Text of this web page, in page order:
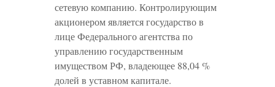
сетевую компанию. Контролирующим
акционером является государство в
лице Федерального агентства по
управлению государственным
имуществом РФ, владеющее 88,04 %
долей в уставном капитале.